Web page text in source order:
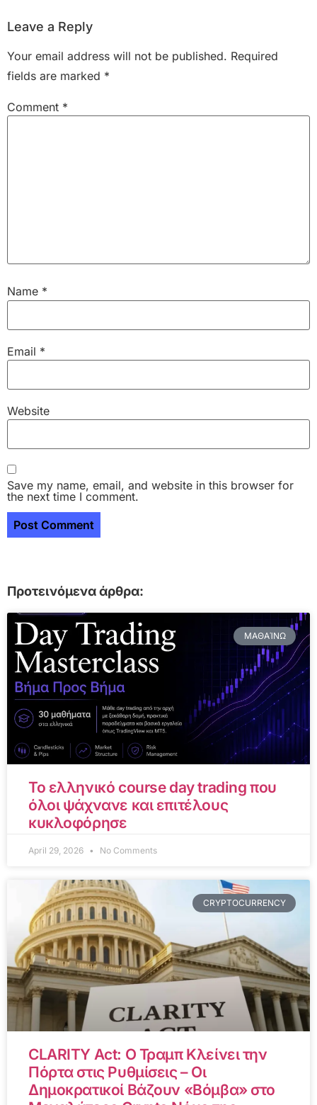
Leave a Reply
Your email address will not be published. Required
fields are marked *
Comment *
Name *
Email *
Website
Save my name, email, and website in this browser for
the next time I comment.
Προτεινόμενα άρθρα:
ΜΑΘΑΊΝΩ
Το ελληνικό course day trading που
όλοι ψάχνανε και επιτέλους
κυκλοφόρησε
April 29, 2026 No Comments
CRYPTOCURRENCY
CLARITY Act: Ο Τραμπ Κλείνει την
Πόρτα στις Ρυθμίσεις – Οι
Δημοκρατικοί Βάζουν «Βόμβα» στο